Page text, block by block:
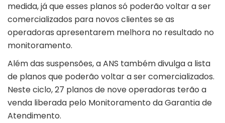
medida, já que esses planos só poderão voltar a ser
comercializados para novos clientes se as
operadoras apresentarem melhora no resultado no
monitoramento.
Além das suspensões, a ANS também divulga a lista
de planos que poderão voltar a ser comercializados.
Neste ciclo, 27 planos de nove operadoras terão a
venda liberada pelo Monitoramento da Garantia de
Atendimento.